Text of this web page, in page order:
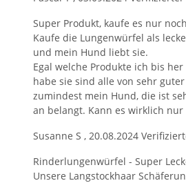
Super Produkt, kaufe es nur
Kaufe die Lungenwürfel als
und mein Hund liebt sie.
Egal welche Produkte ich bis
habe sie sind alle von sehr
zumindest mein Hund, die ist
an belangt. Kann es wirklich
Susanne S , 20.08.2024
Rinderlungenwürfel - Super
Unsere Langstockhaar